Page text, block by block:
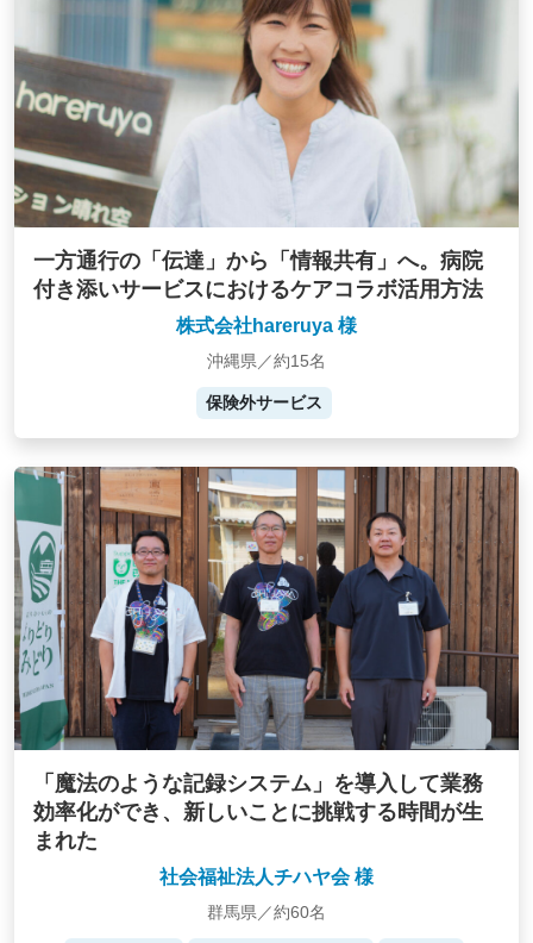
一方通行の「伝達」から「情報共有」へ。病院
付き添いサービスにおけるケアコラボ活用方法
株式会社hareruya 様
沖縄県／約15名
保険外サービス
「魔法のような記録システム」を導入して業務
効率化ができ、新しいことに挑戦する時間が生
まれた
社会福祉法人チハヤ会 様
群馬県／約60名